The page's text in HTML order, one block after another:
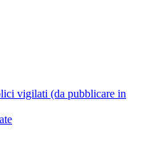
vigilati (da pubblicare in